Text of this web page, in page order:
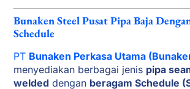
Bunaken Steel Pusat Pipa Baja
Schedule
PT Bunaken Perkasa Utama
menyediakan berbagai jenis pipa
welded dengan beragam Schedule